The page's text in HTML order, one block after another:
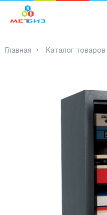
Главная Каталог товаров